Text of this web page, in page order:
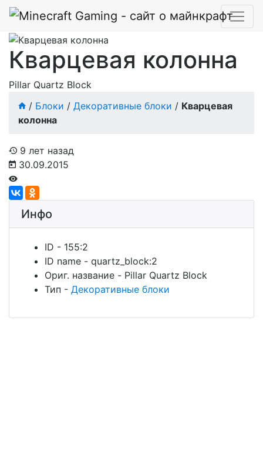
Кварцевая колонна
Pillar Quartz Block
/ Блоки / Декоративные блоки / Кварцевая
колонна
9 лет назад
30.09.2015
Инфо
ID - 155:2
ID name - quartz_block:2
Ориг. название - Pillar Quartz Block
Тип - Декоративные блоки